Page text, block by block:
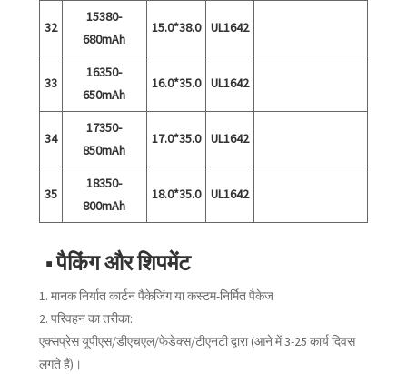
32
15380-
680mAh
15.0*38.0 UL1642
33
16350-
650mAh
16.0*35.0 UL1642
34
17350-
850mAh
17.0*35.0 UL1642
35
18350-
800mAh
18.0*35.0 UL1642
■ पैकिंग और शिपमेंट
1. मानक निर्यात कार्टन पैकेजिंग या कस्टम-निर्मित पैकेज
2. परिवहन का तरीका:
एक्सप्रेस यूपीएस/डीएचएल/फेडेक्स/टीएनटी द्वारा (आने में 3-25 कार्य दिवस
लगते हैं)।